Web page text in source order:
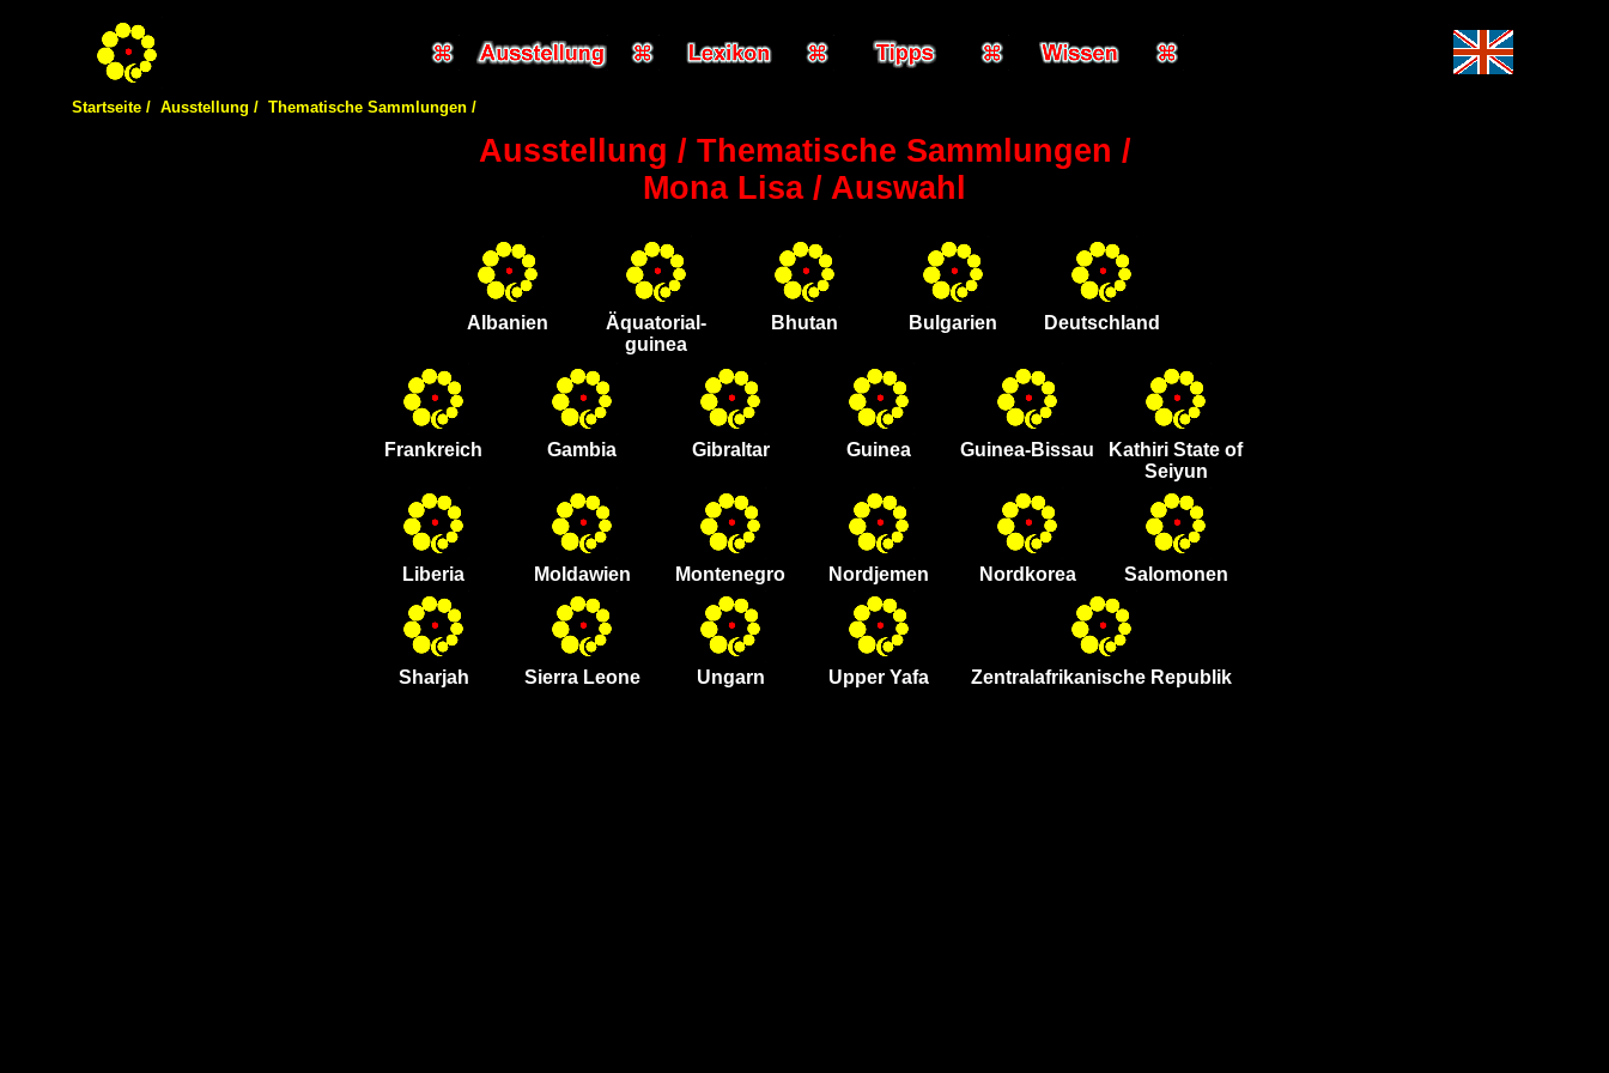
Startseite / Ausstellung / Thematische Sammlungen /
Ausstellung / Thematische Sammlungen /
Mona Lisa / Auswahl
Albanien
Äquatorial-
guinea
Bhutan Bulgarien Deutschland
Frankreich Gambia Gibraltar Guinea Guinea-Bissau
Kathiri State of
Seiyun
Liberia Moldawien Montenegro Nordjemen Nordkorea Salomonen
Sharjah Sierra Leone Ungarn Upper Yafa Zentralafrikanische Republik